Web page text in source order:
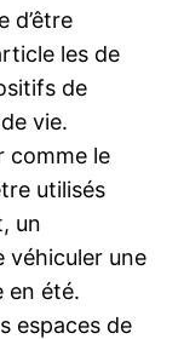
d’être
les de
de
vie.
comme le
utilisés
un
véhiculer une
en été.
espaces de